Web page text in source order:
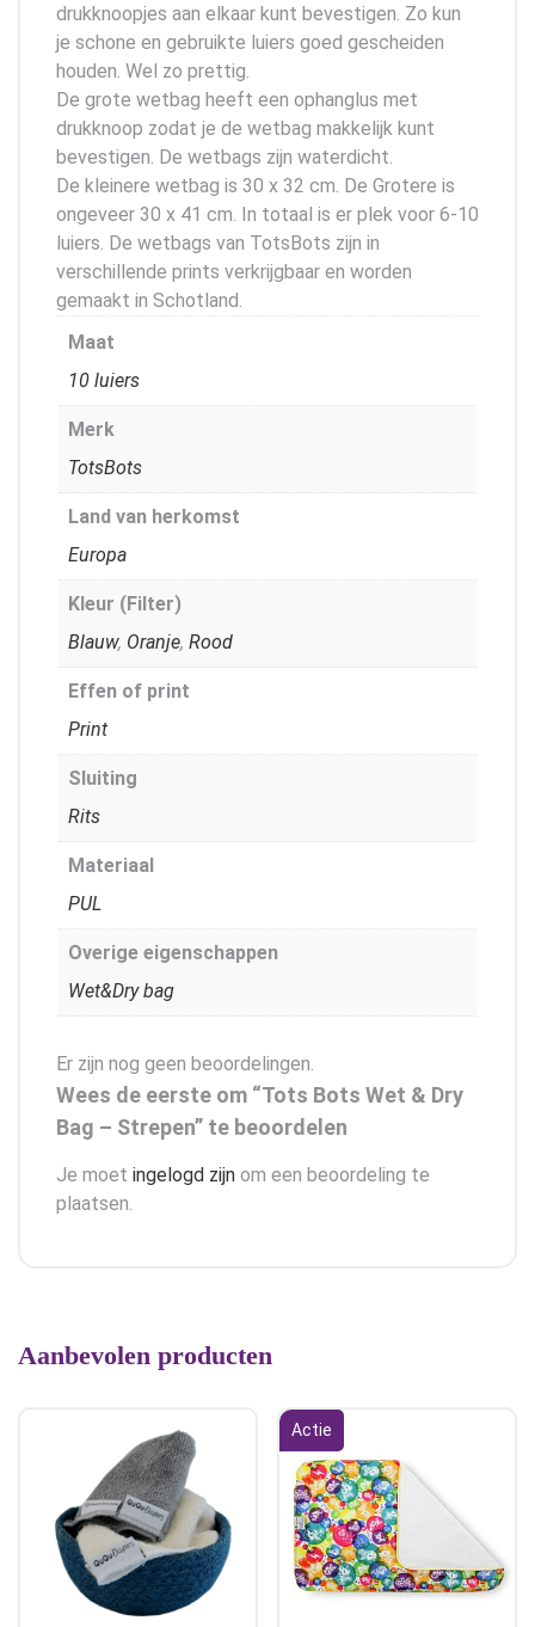
drukknoopjes aan elkaar kunt bevestigen. Zo kun
je schone en gebruikte luiers goed gescheiden
houden. Wel zo prettig.
De grote wetbag heeft een ophanglus met
drukknoop zodat je de wetbag makkelijk kunt
bevestigen. De wetbags zijn waterdicht.
De kleinere wetbag is 30 x 32 cm. De Grotere is
ongeveer 30 x 41 cm. In totaal is er plek voor 6-10
luiers. De wetbags van TotsBots zijn in
verschillende prints verkrijgbaar en worden
gemaakt in Schotland.
Maat
10 luiers
Merk
TotsBots
Land van herkomst
Europa
Kleur (Filter)
Blauw, Oranje, Rood
Effen of print
Print
Sluiting
Rits
Materiaal
PUL
Overige eigenschappen
Wet&Dry bag
Er zijn nog geen beoordelingen.
Wees de eerste om “Tots Bots Wet & Dry
Bag – Strepen” te beoordelen
Je moet ingelogd zijn om een beoordeling te
plaatsen.
Aanbevolen producten
Actie